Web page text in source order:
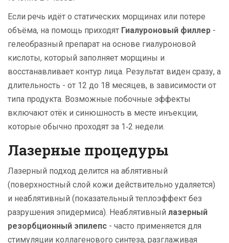
Если речь идёт о статических морщинах или потере
объёма, на помощь приходят Гиалуроновый филлер -
гелеобразный препарат на основе гиалуроновой
кислоты, который заполняет морщины и
восстанавливает контур лица. Результат виден сразу, а
длительность - от 12 до 18 месяцев, в зависимости от
типа продукта. Возможные побочные эффекты
включают отёк и синюшность в месте инъекции,
которые обычно проходят за 1‑2 недели.
Лазерные процедуры
Лазерный подход делится на аблятивный
(поверхностный слой кожи действительно удаляется)
и неаблятивный (показательный теплоэффект без
разрушения эпидермиса). Неаблятивный лазерный
резорбционный эпилепс - часто применяется для
стимуляции коллагенового синтеза, разглаживая